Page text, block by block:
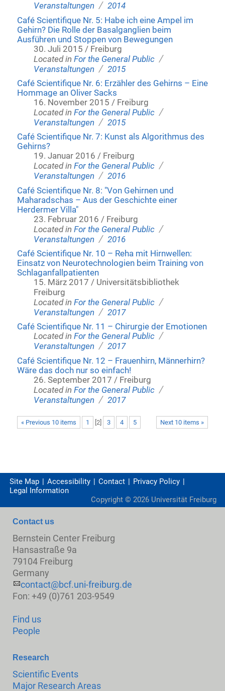
Veranstaltungen / 2014
Café Scientifique Nr. 5: Habe ich eine Ampel im
Gehirn? Die Rolle der Basalganglien beim
Ausführen und Stoppen von Bewegungen
30. Juli 2015 / Freiburg
Located inFor the General Public /
Veranstaltungen / 2015
Café Scientifique Nr. 6: Erzähler des Gehirns – Eine
Hommage an Oliver Sacks
16. November 2015 / Freiburg
Located inFor the General Public /
Veranstaltungen / 2015
Café Scientifique Nr. 7: Kunst als Algorithmus des
Gehirns?
19. Januar 2016 / Freiburg
Located inFor the General Public /
Veranstaltungen / 2016
Café Scientifique Nr. 8: "Von Gehirnen und
Maharadschas – Aus der Geschichte einer
Herdermer Villa"
23. Februar 2016 / Freiburg
Located inFor the General Public /
Veranstaltungen / 2016
Café Scientifique Nr. 10 – Reha mit Hirnwellen:
Einsatz von Neurotechnologien beim Training von
Schlaganfallpatienten
15. März 2017 / Universitätsbibliothek
Freiburg
Located inFor the General Public /
Veranstaltungen / 2017
Café Scientifique Nr. 11 – Chirurgie der Emotionen
Located inFor the General Public /
Veranstaltungen / 2017
Café Scientifique Nr. 12 – Frauenhirn, Männerhirn?
Wäre das doch nur so einfach!
26. September 2017 / Freiburg
Located inFor the General Public /
Veranstaltungen / 2017
« Previous 10 items Next 10 items »
1 2] 3 4 5
Site Map Accessibility Contact
Privacy Policy
Legal Information
Copyright © 2026 Universität Freiburg
Contact us
Bernstein Center Freiburg
Hansastraße 9a
79104 Freiburg
Germany
contact@bcf.uni-freiburg.de
Fon: +49 (0)761 203-9549
Find us
People
Research
Scientific Events
Major Research Areas